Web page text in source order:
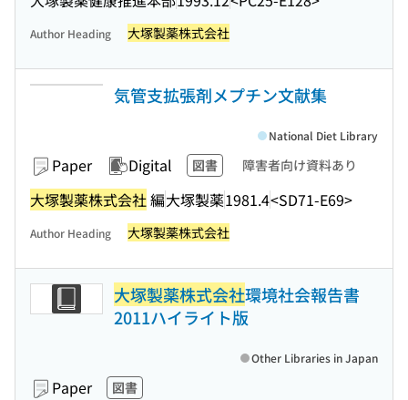
Author Heading 大塚製薬株式会社
気管支拡張剤メプチン文献集
Paper Digital 図書 障害者向け資料あり
大塚製薬株式会社編大塚製薬1981.4<SD71-E69>
National Diet Library
Author Heading 大塚製薬株式会社
大塚製薬株式会社環境社会報告書
2011ハイライト版
Paper 図書
Other Libraries in Japan